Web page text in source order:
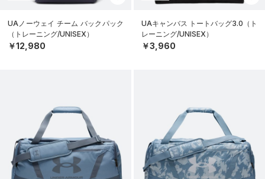
UAノーウェイ チーム バックパック
（トレーニング/UNISEX）
￥12,980
UAキャンバス トートバッグ3.0（ト
レーニング/UNISEX）
￥3,960